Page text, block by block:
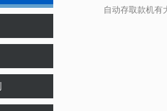
自动存取款机有大